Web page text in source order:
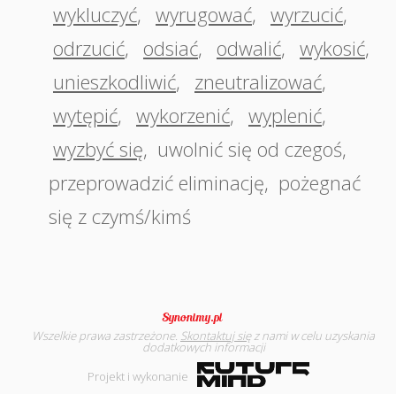
wykluczyć, wyrugować, wyrzucić,
odrzucić, odsiać, odwalić, wykosić,
unieszkodliwić, zneutralizować,
wytępić, wykorzenić, wyplenić,
wyzbyć się, uwolnić się od czegoś,
przeprowadzić eliminację, pożegnać
się z czymś/kimś
Wszelkie prawa zastrzeżone. Skontaktuj sięz nami w celu uzyskania
dodatkowych informacji
Projekt i wykonanie